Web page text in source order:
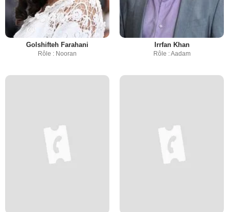
Golshifteh Farahani
Rôle : Nooran
Irrfan Khan
Rôle : Aadam